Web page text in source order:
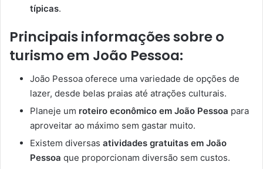
típicas.
Principais informações sobre o
turismo em João Pessoa:
João Pessoa oferece uma variedade de opções de
lazer, desde belas praias até atrações culturais.
Planeje um roteiro econômico em João Pessoa para
aproveitar ao máximo sem gastar muito.
Existem diversas atividades gratuitas em João
Pessoa que proporcionam diversão sem custos.